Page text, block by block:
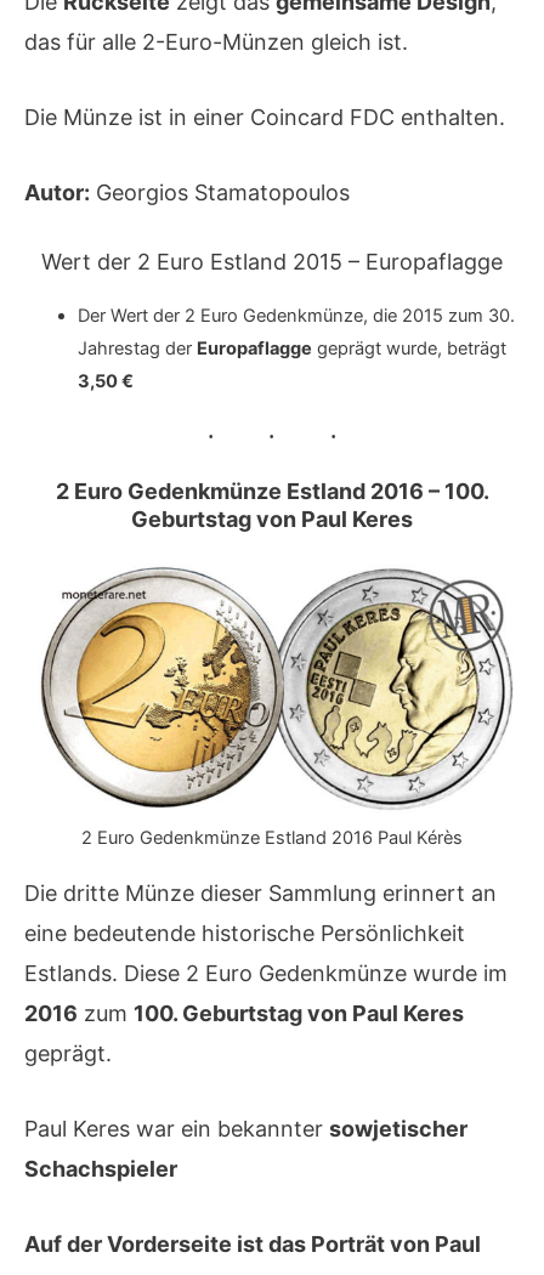
das für alle 2-Euro-Münzen gleich ist.
Die Münze ist in einer Coincard FDC enthalten.
Autor: Georgios Stamatopoulos
Wert der 2 Euro Estland 2015 – Europaflagge
Der Wert der 2 Euro Gedenkmünze, die 2015 zum 30.
Jahrestag der Europaflagge geprägt wurde, beträgt
3,50 €
2 Euro Gedenkmünze Estland 2016 – 100.
Geburtstag von Paul Keres
2 Euro Gedenkmünze Estland 2016 Paul Kérès
Die dritte Münze dieser Sammlung erinnert an
eine bedeutende historische Persönlichkeit
Estlands. Diese 2 Euro Gedenkmünze wurde im
2016 zum 100. Geburtstag von Paul Keres
geprägt.
Paul Keres war ein bekannter sowjetischer
Schachspieler
Auf derVorderseite ist das Porträt von Paul